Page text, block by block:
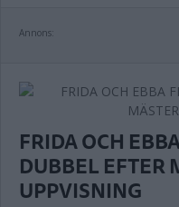
Annons:
FRIDA OCH
DUBBEL EFTER
UPPVISNING